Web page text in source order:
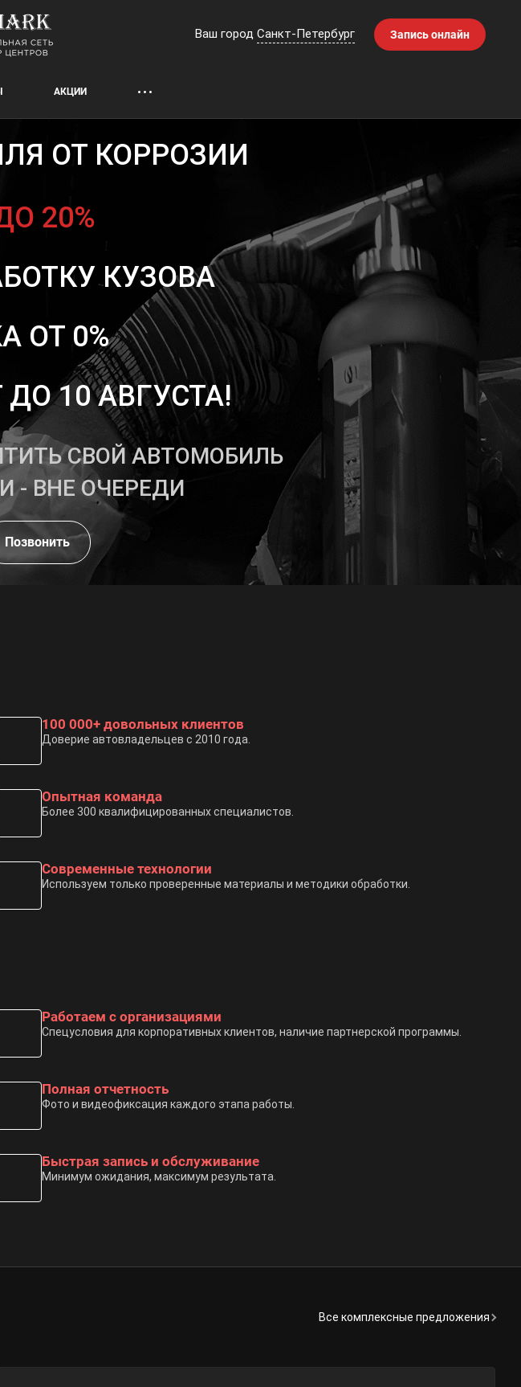
Ваш город Санкт-Петербург Запись онлайн
АКЦИИ
ОТ КОРРОЗИИ
20%
КУЗОВА
ОТ 0%
10 АВГУСТА!
СВОЙ АВТОМОБИЛЬ
- ВНЕ ОЧЕРЕДИ
Позвонить
100 000+ довольных клиентов
Доверие автовладельцев с 2010 года.
Опытная команда
Более 300 квалифицированных специалистов.
Современные технологии
Используем только проверенные материалы и методики обработки.
Работаем с организациями
Спецусловия для корпоративных клиентов, наличие партнерской программы.
Полная отчетность
Фото и видеофиксация каждого этапа работы.
Быстрая запись и обслуживание
Минимум ожидания, максимум результата.
Все комплексные предложения